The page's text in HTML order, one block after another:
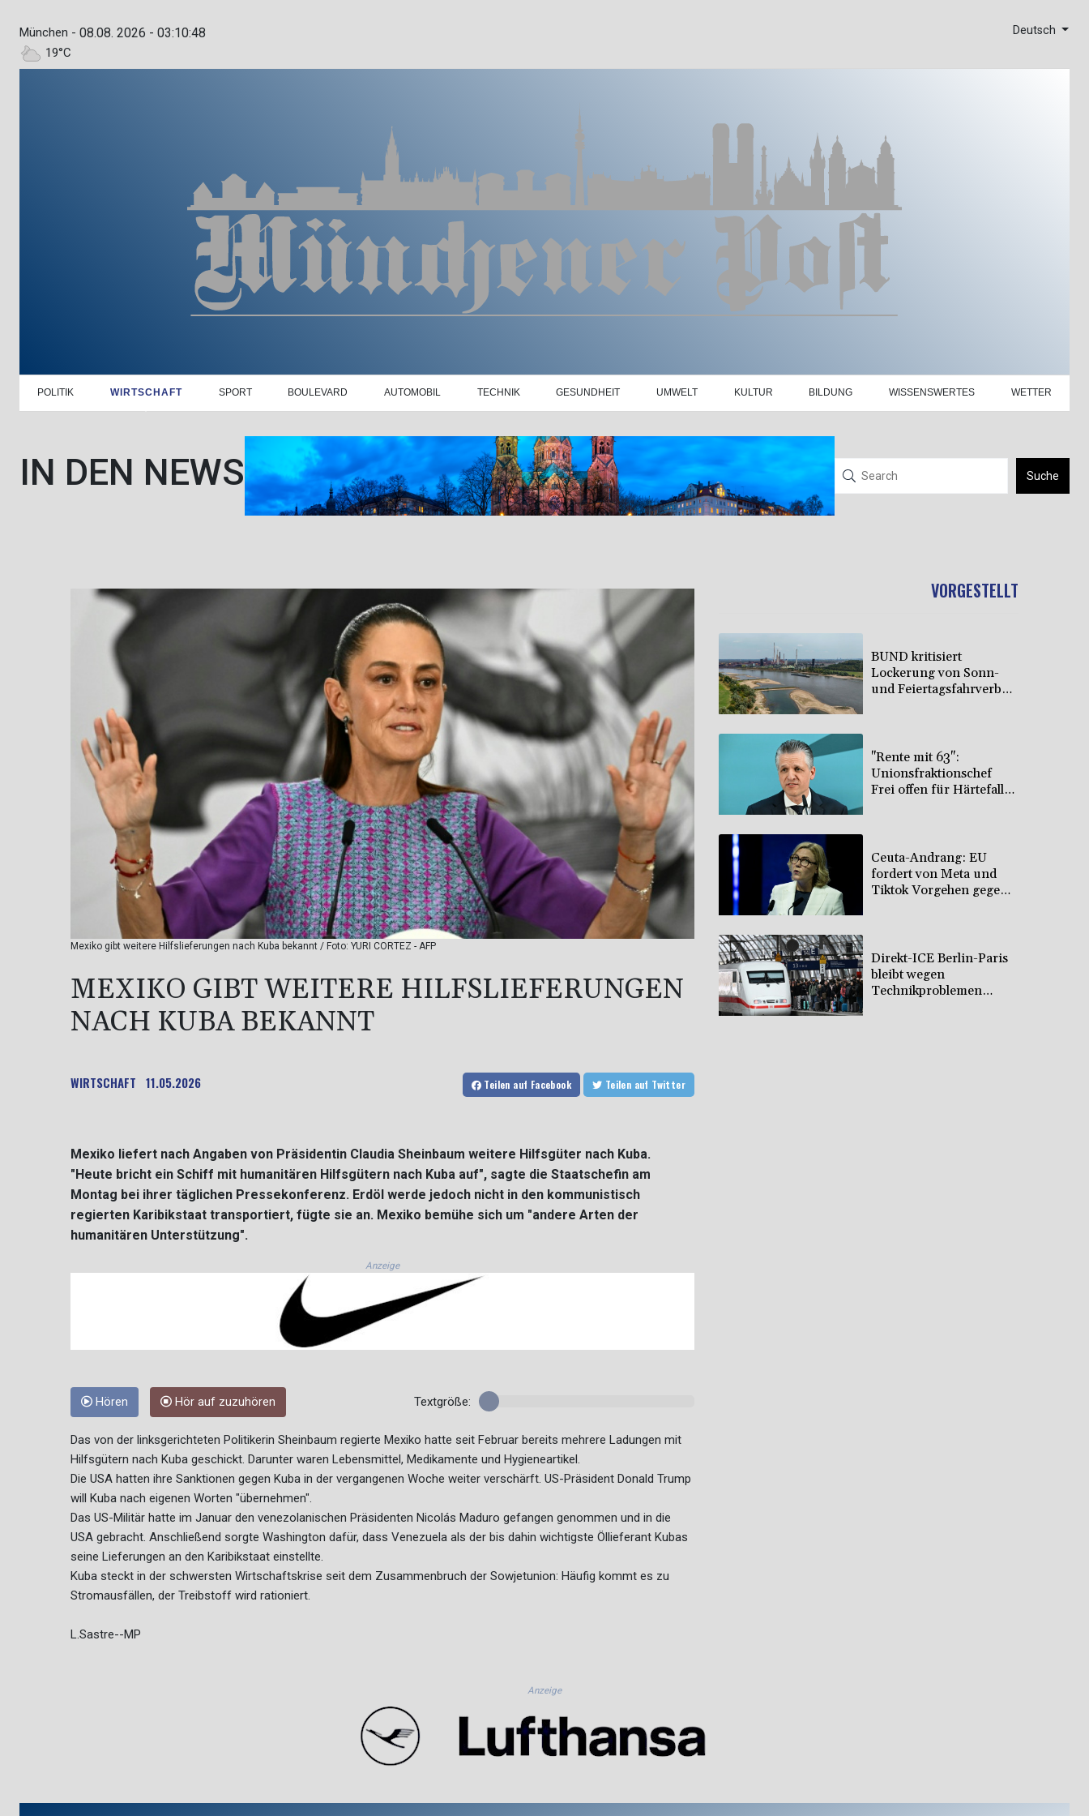
München -
19°C
08.08. 2026 - 03:10:49 Deutsch
POLITIK WIRTSCHAFT SPORT BOULEVARD AUTOMOBIL TECHNIK GESUNDHEIT UMWELT KULTUR BILDUNG WISSENSWERTES WETTER
IN DEN NEWS Suche
Mexiko gibt weitere Hilfslieferungen nach Kuba bekannt / Foto: YURI CORTEZ - AFP
MEXIKO GIBT WEITERE HILFSLIEFERUNGEN
NACH KUBA BEKANNT
WIRTSCHAFT 11.05.2026 Teilen auf Facebook Teilen auf Twitter
Mexiko liefert nach Angaben von Präsidentin Claudia Sheinbaum weitere Hilfsgüter nach Kuba.
"Heute bricht ein Schiff mit humanitären Hilfsgütern nach Kuba auf", sagte die Staatschefin am
Montag bei ihrer täglichen Pressekonferenz. Erdöl werde jedoch nicht in den kommunistisch
regierten Karibikstaat transportiert, fügte sie an. Mexiko bemühe sich um "andere Arten der
humanitären Unterstützung".
Anzeige
Hören Hör auf zuzuhören Textgröße:
Das von der linksgerichteten Politikerin Sheinbaum regierte Mexiko hatte seit Februar bereits mehrere Ladungen mit
Hilfsgütern nach Kuba geschickt. Darunter waren Lebensmittel, Medikamente und Hygieneartikel.
Die USA hatten ihre Sanktionen gegen Kuba in der vergangenen Woche weiter verschärft. US-Präsident Donald Trump
will Kuba nach eigenen Worten "übernehmen".
Das US-Militär hatte im Januar den venezolanischen Präsidenten Nicolás Maduro gefangen genommen und in die
USA gebracht. Anschließend sorgte Washington dafür, dass Venezuela als der bis dahin wichtigste Öllieferant Kubas
seine Lieferungen an den Karibikstaat einstellte.
Kuba steckt in der schwersten Wirtschaftskrise seit dem Zusammenbruch der Sowjetunion: Häufig kommt es zu
Stromausfällen, der Treibstoff wird rationiert.
L.Sastre--MP
VORGESTELLT
BUND kritisiert
Lockerung von Sonn-
und Feiertagsfahrverbot
"Rente mit 63":
Unionsfraktionschef
Frei offen für Härtefall-
Ceuta-Andrang: EU
fordert von Meta und
Tiktok Vorgehen gegen
Direkt-ICE Berlin-Paris
bleibt wegen
Technikproblemen
Anzeige